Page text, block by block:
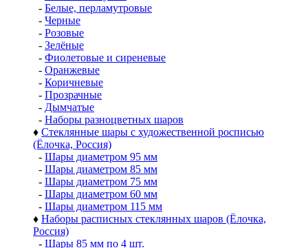
- Белые, перламутровые
- Черные
- Розовые
- Зелёные
- Фиолетовые и сиреневые
- Оранжевые
- Коричневые
- Прозрачные
- Дымчатые
- Наборы разноцветных шаров
♦ Стеклянные шары с художественной росписью
(Ёлочка, Россия)
- Шары диаметром 95 мм
- Шары диаметром 85 мм
- Шары диаметром 75 мм
- Шары диаметром 60 мм
- Шары диаметром 115 мм
♦ Наборы расписных стеклянных шаров (Ёлочка,
Россия)
- Шары 85 мм по 4 шт.